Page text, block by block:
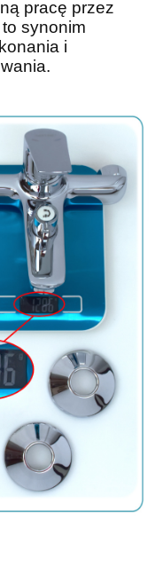
pracę przez
synonim
i